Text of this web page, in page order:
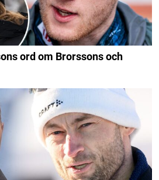
ord om Brorssons och